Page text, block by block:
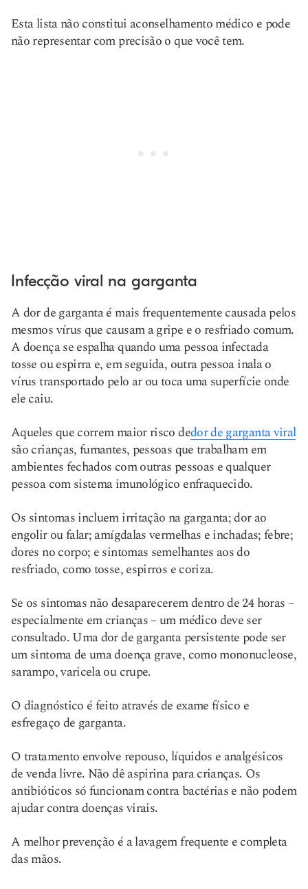
Esta lista não constitui aconselhamento médico e pode
não representar com precisão o que você tem.
Infecção viral na garganta
A dor de garganta é mais frequentemente causada pelos
mesmos vírus que causam a gripe e o resfriado comum.
A doença se espalha quando uma pessoa infectada
tosse ou espirra e, em seguida, outra pessoa inala o
vírus transportado pelo ar ou toca uma superfície onde
ele caiu.
Aqueles que correm maior risco dedor de garganta viral
são crianças, fumantes, pessoas que trabalham em
ambientes fechados com outras pessoas e qualquer
pessoa com sistema imunológico enfraquecido.
Os sintomas incluem irritação na garganta; dor ao
engolir ou falar; amígdalas vermelhas e inchadas; febre;
dores no corpo; e sintomas semelhantes aos do
resfriado, como tosse, espirros e coriza.
Se os sintomas não desaparecerem dentro de 24 horas –
especialmente em crianças – um médico deve ser
consultado. Uma dor de garganta persistente pode ser
um sintoma de uma doença grave, como mononucleose,
sarampo, varicela ou crupe.
O diagnóstico é feito através de exame físico e
esfregaço de garganta.
O tratamento envolve repouso, líquidos e analgésicos
de venda livre. Não dê aspirina para crianças. Os
antibióticos só funcionam contra bactérias e não podem
ajudar contra doenças virais.
A melhor prevenção é a lavagem frequente e completa
das mãos.